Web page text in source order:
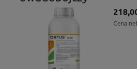
Cena